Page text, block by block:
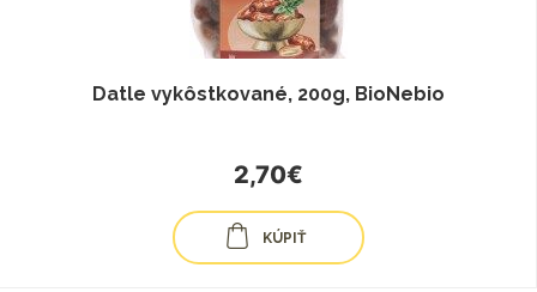
Datle vykôstkované, 200g, BioNebio
2,70€
KÚPIŤ